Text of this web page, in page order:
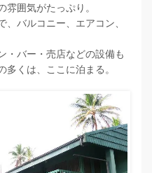
雰囲気がたっぷり。
バルコニー、エアコン、
・バー・売店などの設備も
くは、ここに泊まる。